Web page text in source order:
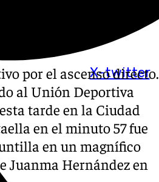
X-twitter
por el ascenso directo.
al Unión Deportiva
tarde en la Ciudad
en el minuto 57 fue
en un magnífico
Juanma Hernández en